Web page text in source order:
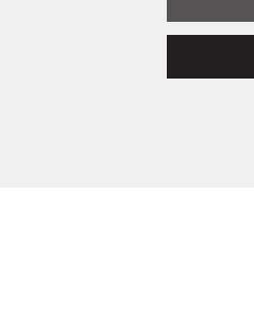
di radio
FM, Wi-